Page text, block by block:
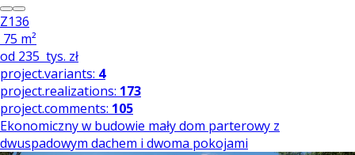
Z136
75 m²
od 235 tys. zł
project.variants: 4
project.realizations: 173
project.comments: 105
Ekonomiczny w budowie mały dom parterowy z
dwuspadowym dachem i dwoma pokojami